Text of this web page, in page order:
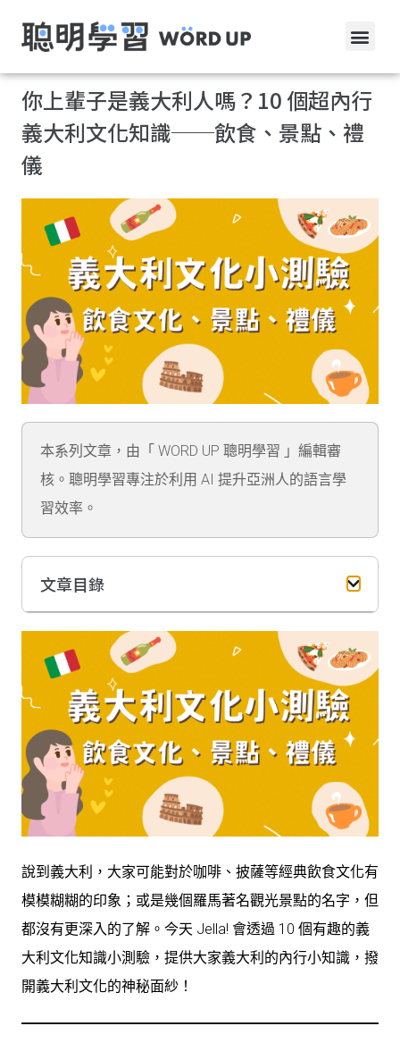
你上輩子是義大利人嗎？10 個超內行
義大利文化知識──飲食、景點、禮
儀
本系列文章，由「 WORD UP 聰明學習 」編輯審
核。聰明學習專注於利用 AI 提升亞洲人的語言學
習效率。
文章目錄
說到義大利，大家可能對於咖啡、披薩等經典飲食文化有
模模糊糊的印象；或是幾個羅馬著名觀光景點的名字，但
都沒有更深入的了解。今天 Jella! 會透過 10 個有趣的義
大利文化知識小測驗，提供大家義大利的內行小知識，撥
開義大利文化的神秘面紗！